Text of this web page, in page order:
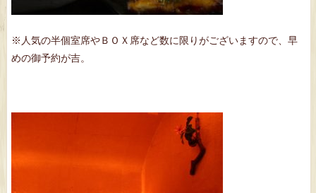
※人気の半個室席やＢＯＸ席など数に限りがございますので、早
めの御予約が吉。